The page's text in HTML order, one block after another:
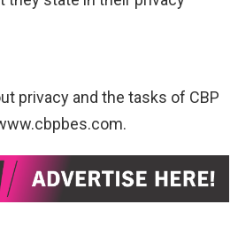
privacy and the tasks of CBP